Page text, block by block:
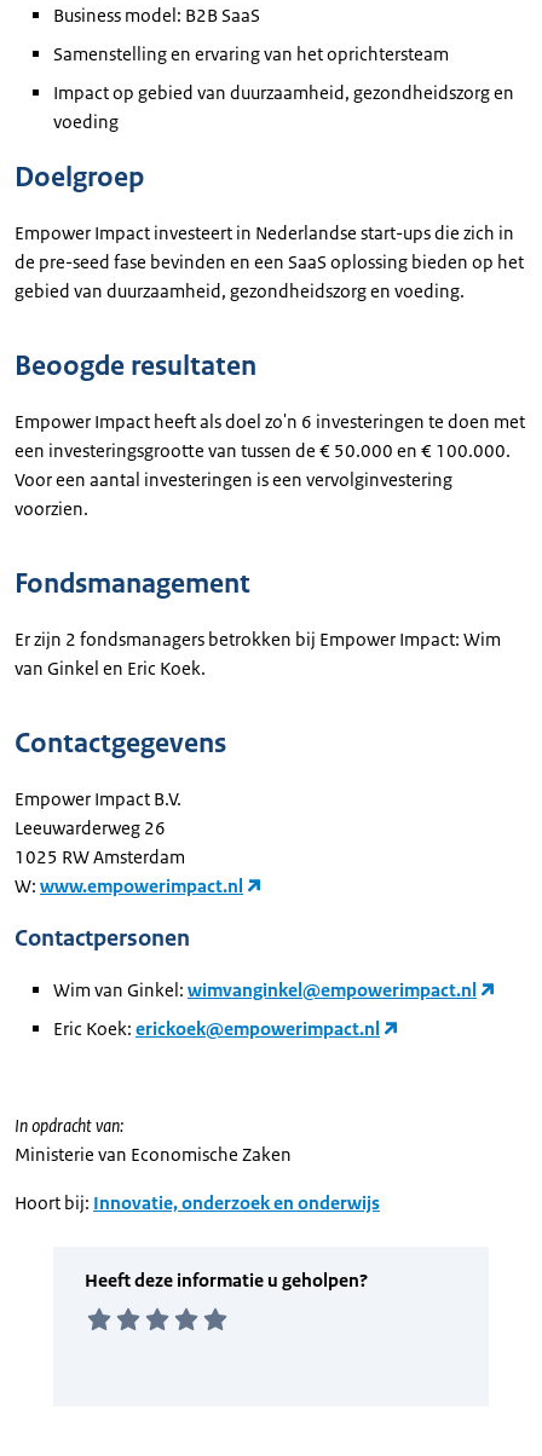
Business model: B2B SaaS
Samenstelling en ervaring van het oprichtersteam
Impact op gebied van duurzaamheid, gezondheidszorg en
voeding
Doelgroep
Empower Impact investeert in Nederlandse start-ups die zich in
de pre-seed fase bevinden en een SaaS oplossing bieden op het
gebied van duurzaamheid, gezondheidszorg en voeding.
Beoogde resultaten
Empower Impact heeft als doel zo'n 6 investeringen te doen met
een investeringsgrootte van tussen de € 50.000 en € 100.000.
Voor een aantal investeringen is een vervolginvestering
voorzien.
Fondsmanagement
Er zijn 2 fondsmanagers betrokken bij Empower Impact: Wim
van Ginkel en Eric Koek.
Contactgegevens
Empower Impact B.V.
Leeuwarderweg 26
1025 RW Amsterdam
W: www.empowerimpact.nl
Contactpersonen
Wim van Ginkel: wimvanginkel@empowerimpact.nl
Eric Koek: erickoek@empowerimpact.nl
In opdracht van:
Ministerie van Economische Zaken
Hoort bij: Innovatie, onderzoek en onderwijs